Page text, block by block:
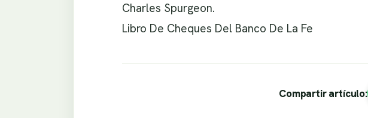
Charles Spurgeon.
Libro De Cheques Del Banco De La Fe
Compartir artículo: